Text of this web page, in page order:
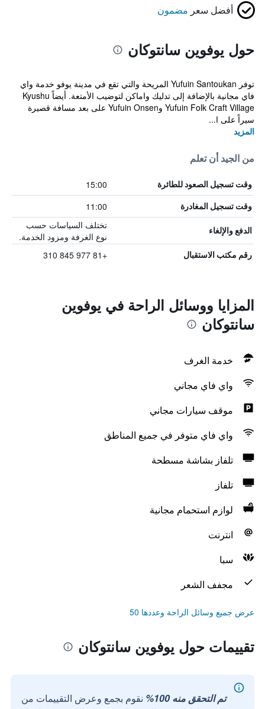
أفضل سعر مضمون
حول يوفوين سانتوكان
توفر Yufuin Santoukan المريحة والتي تقع في مدينة يوفو خدمة واي
فاي مجانية بالإضافة إلى تدليك واماكن لتوضيب الأمتعة. أيضاً Kyushu
Yufuin Folk Craft Village وYufuin Onsen على بعد مسافة قصيرة
سيراً على ا...
المزيد
من الجيد أن تعلم
وقت تسجيل الصعود للطائرة 15:00
وقت تسجيل المغادرة 11:00
الدفع والإلغاء
تختلف السياسات حسب
نوع الغرفة ومزود الخدمة.
رقم مكتب الاستقبال +81 977 845 310
المزايا ووسائل الراحة في يوفوين
سانتوكان
خدمة الغرف
واي فاي مجاني
موقف سيارات مجاني
واي فاي متوفر في جميع المناطق
تلفاز بشاشة مسطحة
تلفاز
لوازم استحمام مجانية
انترنت
سبا
مجفف الشعر
عرض جميع وسائل الراحة وعددها 50
تقييمات حول يوفوين سانتوكان
تم التحقق منه 100%
نقوم بجمع وعرض التقييمات من